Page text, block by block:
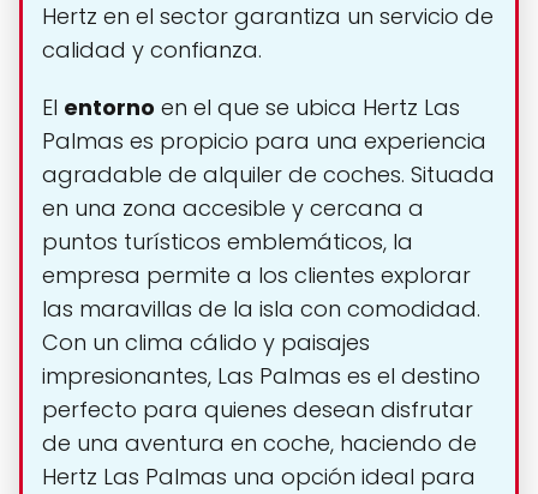
Hertz en el sector garantiza un servicio de
calidad y confianza.
El entorno en el que se ubica Hertz Las
Palmas es propicio para una experiencia
agradable de alquiler de coches. Situada
en una zona accesible y cercana a
puntos turísticos emblemáticos, la
empresa permite a los clientes explorar
las maravillas de la isla con comodidad.
Con un clima cálido y paisajes
impresionantes, Las Palmas es el destino
perfecto para quienes desean disfrutar
de una aventura en coche, haciendo de
Hertz Las Palmas una opción ideal para